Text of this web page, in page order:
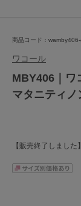
商品コード：
ワコール
MBY406｜ワ
マタニティ
【販売終了しました】